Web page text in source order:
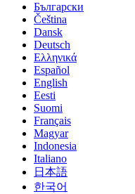
Български
Čeština
Dansk
Deutsch
Ελληνικά
Español
English
Eesti
Suomi
Français
Magyar
Indonesia
Italiano
日本語
한국어